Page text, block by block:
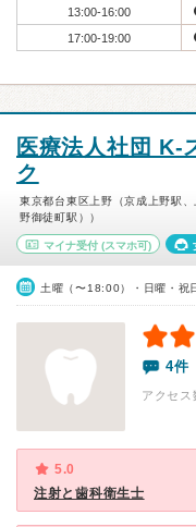
13:00-16:00
17:00-19:00
医療法人社団 K-
ク
東京都台東区上野（京成上野駅
野御徒町駅））
マイナ受付 (スマホ可)
土曜（〜18:00）・日曜・祝
4件
アクセ
5.0
注射と歯科衛生士